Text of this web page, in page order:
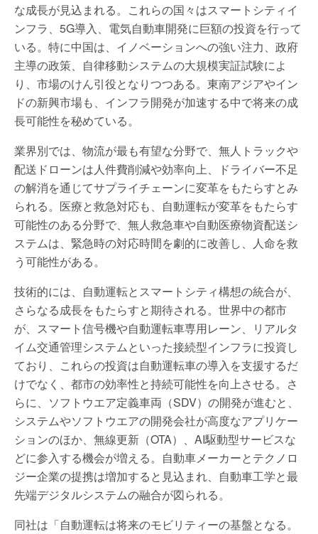
な成長が見込まれる。これらの国々はスマートシティイ
ンフラ、5G導入、電気自動車開発に巨額の投資を行って
いる。特に中国は、イノベーションへの強い注力、政府
主導の政策、自律移動システムの大規模実証試験によ
り、市場のけん引役となりつつある。東南アジアやイン
ドの新興市場も、インフラ開発が加速する中で将来の成
長可能性を秘めている。
業界別では、物流が最も有望な分野で、無人トラックや
配送ドローンは人件費削減や効率向上、ドライバー不足
の解消を通じてサプライチェーンに変革をもたらすとみ
られる。医療と救急対応も、自動運転が変革をもたらす
可能性のある分野で、無人救急車や自動医療物資配送シ
ステムは、緊急時の対応時間を劇的に改善し、人命を救
う可能性がある。
技術的には、自動運転とスマートシティ構想の統合が、
さらなる成長をもたらすと期待される。世界中の都市
が、スマート信号機や自動運転車専用レーン、リアルタ
イム交通管理システムといった接続型インフラに投資し
ており、これらの投資は自動運転車の導入を支援するだ
けでなく、都市の効率性と持続可能性を向上させる。さ
らに、ソフトウエア定義車両（SDV）の開発が進むと、
システムやソフトウエアの開発会社が高度なアプリケー
ションのほか、無線更新（OTA）、AI駆動型サービスな
どに参入する機会が増える。自動車メーカーとテクノロ
ジー企業の提携は増加すると見込まれ、自動車工学と最
先端デジタルシステムの融合が図られる。
同社は「自動運転は将来のモビリティーの基盤となる。